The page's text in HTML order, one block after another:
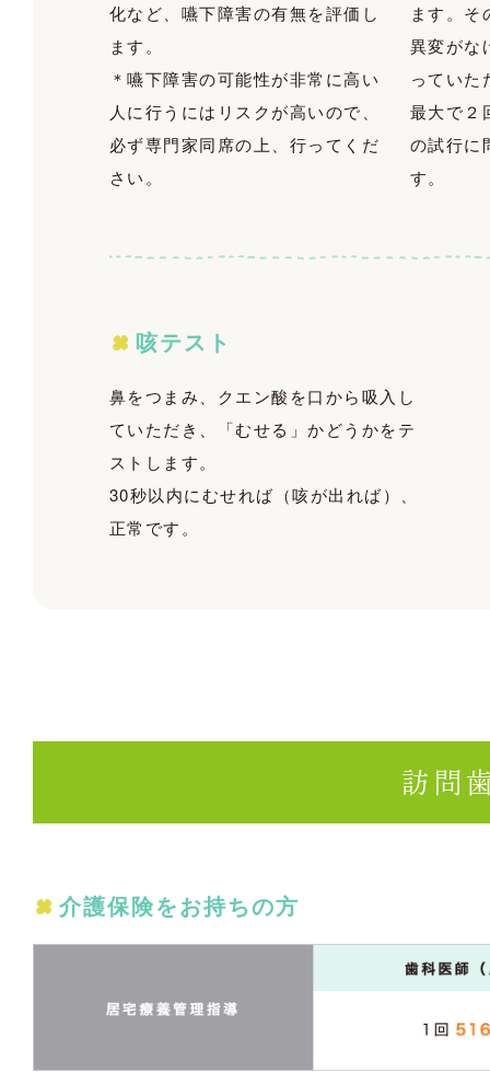
化など、嚥下障害の有無を評価し
ます。
＊嚥下障害の可能性が非常に高い
人に行うにはリスクが高いので、
必ず専門家同席の上、行ってくだ
さい。
ます。そ
異変がな
っていた
最大で２
の試行に
す。
咳テスト
鼻をつまみ、クエン酸を口から吸入し
ていただき、「むせる」かどうかをテ
ストします。
30秒以内にむせれば（咳が出れば）、
正常です。
訪問
介護保険をお持ちの方